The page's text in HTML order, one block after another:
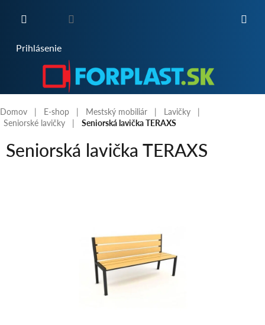
Prihlásenie
Domov E-shop Mestský mobiliár
Lavičky
Seniorské lavičky
Seniorská lavička TERAXS
Seniorská lavička TERAXS